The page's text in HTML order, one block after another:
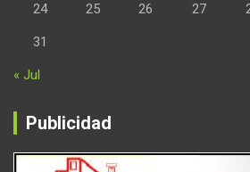
24 25 26 27
31
« Jul
Publicidad